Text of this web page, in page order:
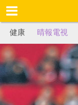
健康 晴報電視